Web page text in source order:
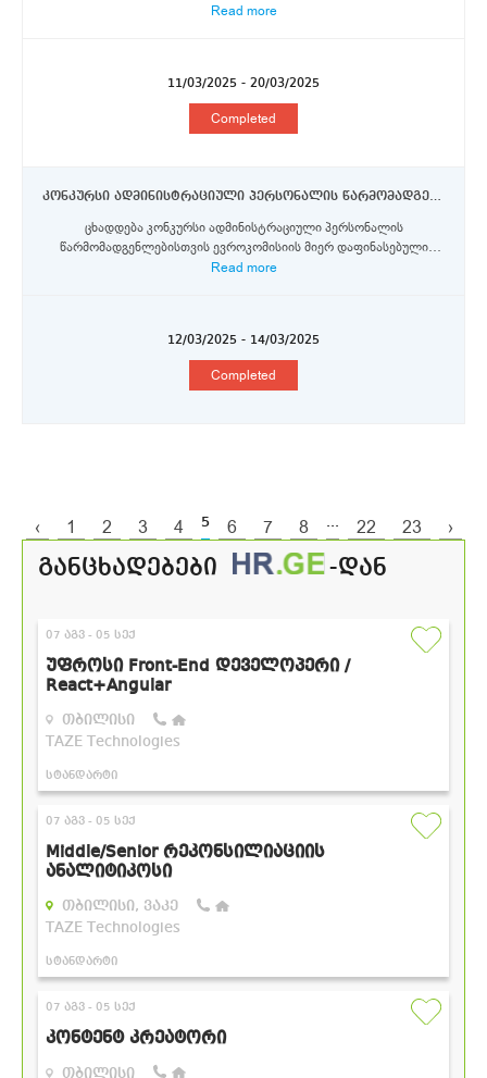
Read more
11/03/2025 - 20/03/2025
Completed
კონკურსი ადმინისტრაციული პერსონალის წარმომადგენლებისთვის ევროკომისიის მიერ დაფინასებული ერაზმუს+ პროგრამის სტიპენდიის მოსაპოვებლად
ცხადდება კონკურსი ადმინისტრაციული პერსონალის
წარმომადგენლებისთვის ევროკომისიის მიერ დაფინასებული
ერა...
Read more
12/03/2025 - 14/03/2025
Completed
‹ 1 2 3 4 5 6 7 8 ... 22 23 ›